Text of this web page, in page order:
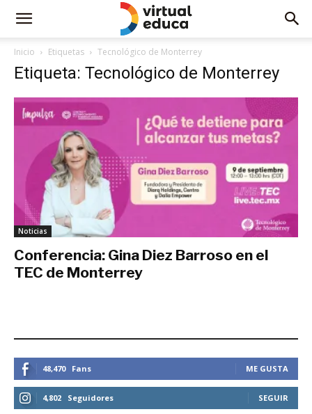
Inicio Etiquetas Tecnológico de Monterrey
Etiqueta: Tecnológico de Monterrey
Noticias
Conferencia: Gina Diez Barroso en el
TEC de Monterrey
48,470 Fans ME GUSTA
4,802 Seguidores SEGUIR